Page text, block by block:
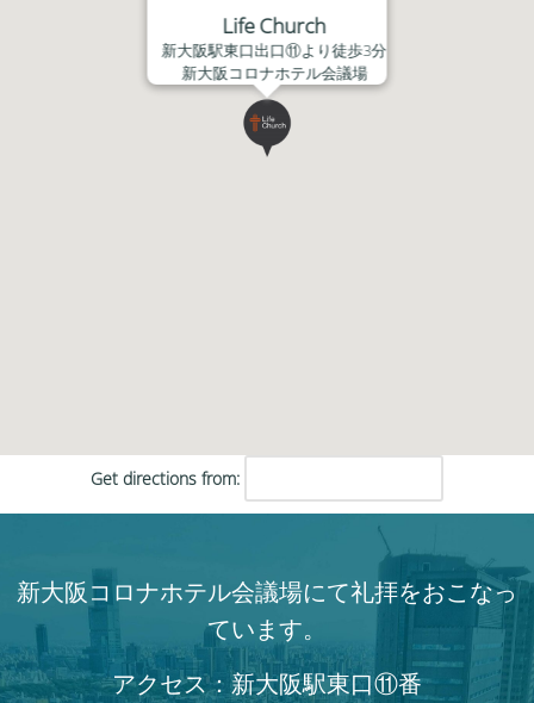
Life Church
新大阪駅東口出口⑪より徒歩3分
新大阪コロナホテル会議場
Get directions from:
新大阪コロナホテル会議場にて礼拝をおこなっ
ています。
アクセス：新大阪駅東口⑪番